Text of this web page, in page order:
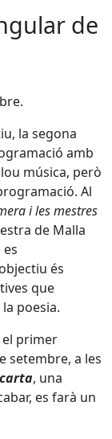
de
la segona
amb
música, però
Al
i les mestres
de Malla
és
que
poesia.
el primer
setembre, a les
, una
es farà un